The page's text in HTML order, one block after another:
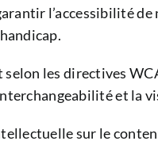
l’accessibilité
les directives
et la
sur le